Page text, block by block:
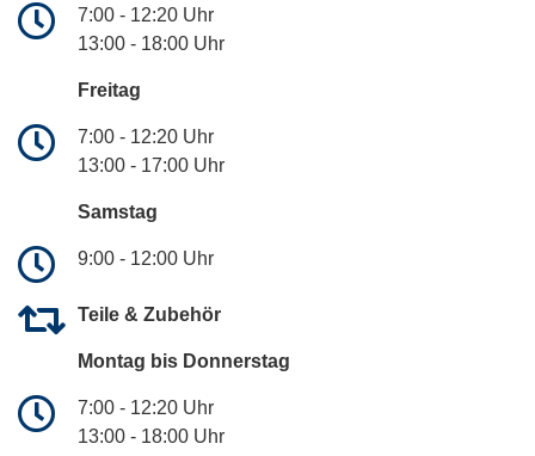
7:00 - 12:20 Uhr
13:00 - 18:00 Uhr
Freitag
7:00 - 12:20 Uhr
13:00 - 17:00 Uhr
Samstag
9:00 - 12:00 Uhr
Teile & Zubehör
Montag bis Donnerstag
7:00 - 12:20 Uhr
13:00 - 18:00 Uhr